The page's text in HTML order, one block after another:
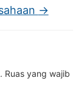
→
Ruas yang wajib